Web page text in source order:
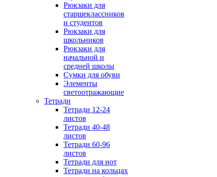
Рюкзаки для
старшеклассников
и студентов
Рюкзаки для
школьников
Рюкзаки для
начальной и
средней школы
Сумки для обуви
Элементы
светоотражающие
Тетради
Тетради 12-24
листов
Тетради 40-48
листов
Тетради 60-96
листов
Тетради для нот
Тетради на кольцах